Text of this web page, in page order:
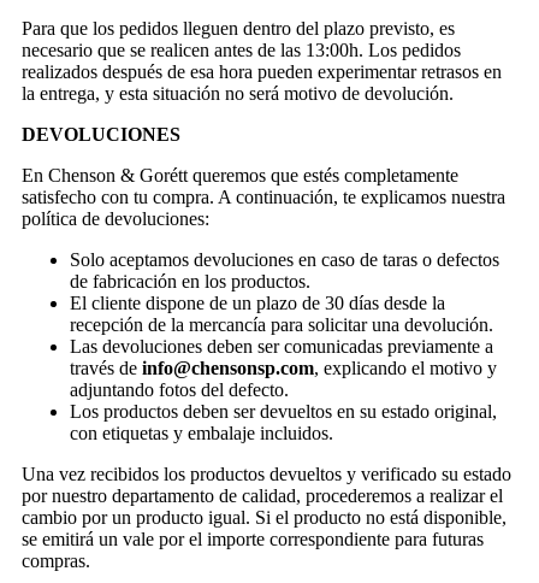
Para que los pedidos lleguen dentro del plazo previsto, es
necesario que se realicen antes de las 13:00h. Los pedidos
realizados después de esa hora pueden experimentar retrasos en
la entrega, y esta situación no será motivo de devolución.
DEVOLUCIONES
En Chenson & Gorétt queremos que estés completamente
satisfecho con tu compra. A continuación, te explicamos nuestra
política de devoluciones:
Solo aceptamos devoluciones en caso de taras o defectos
de fabricación en los productos.
El cliente dispone de un plazo de 30 días desde la
recepción de la mercancía para solicitar una devolución.
Las devoluciones deben ser comunicadas previamente a
través de info@chensonsp.com, explicando el motivo y
adjuntando fotos del defecto.
Los productos deben ser devueltos en su estado original,
con etiquetas y embalaje incluidos.
Una vez recibidos los productos devueltos y verificado su estado
por nuestro departamento de calidad, procederemos a realizar el
cambio por un producto igual. Si el producto no está disponible,
se emitirá un vale por el importe correspondiente para futuras
compras.